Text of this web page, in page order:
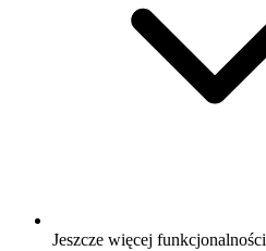
Jeszcze więcej funkcjonalności